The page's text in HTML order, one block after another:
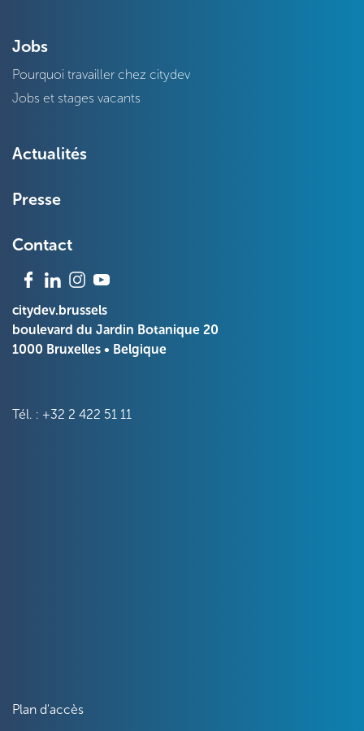
Jobs
Pourquoi travailler chez citydev
Jobs et stages vacants
Actualités
Presse
Contact
citydev.brussels
boulevard du Jardin Botanique 20
1000 Bruxelles • Belgique
Tél. : +32 2 422 51 11
Plan d'accès